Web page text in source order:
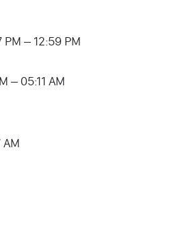
PM – 12:59 PM
– 05:11 AM